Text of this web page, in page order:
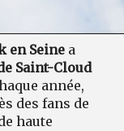
en Seine a
Saint-Cloud
année,
des fans de
haute